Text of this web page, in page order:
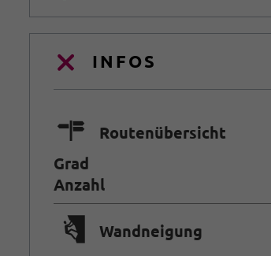
INFOS
🍫
Routenübersicht
Grad
Anzahl
🅩 Wandneigung